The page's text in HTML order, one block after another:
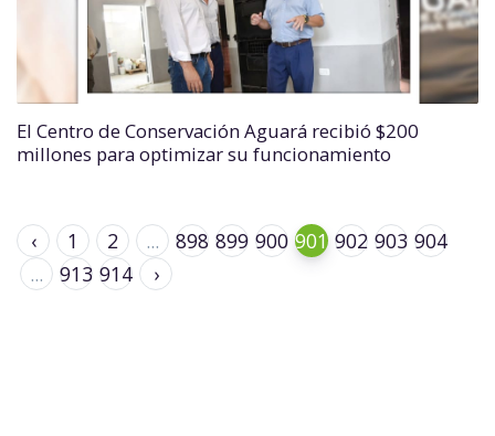
El Centro de Conservación Aguará recibió $200
millones para optimizar su funcionamiento
‹ 1 2 ... 898 899 900 901 902 903 904
...
913 914 ›